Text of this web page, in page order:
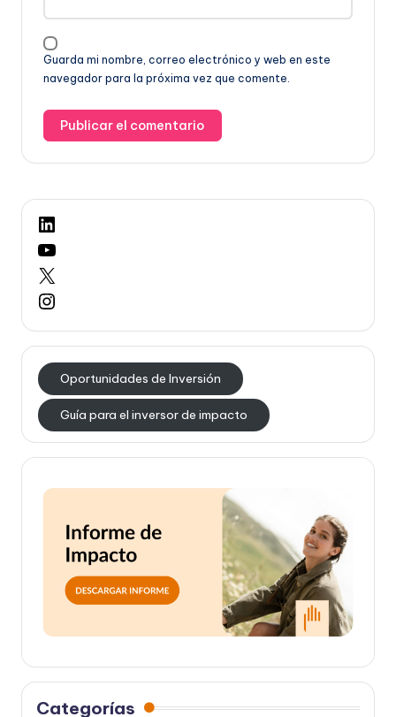
Guarda mi nombre, correo electrónico y web en este
navegador para la próxima vez que comente.
Oportunidades de Inversión
Guía para el inversor de impacto
Categorías